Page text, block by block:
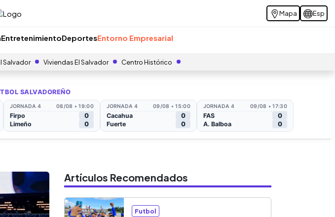
Mapa Esp
EntretenimientoDeportesEntorno Empresarial
Salvador Viviendas El Salvador Centro Histórico
Artículos Recomendados
Futbol